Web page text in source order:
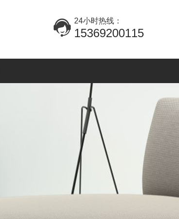
24小时热线：
15369200115